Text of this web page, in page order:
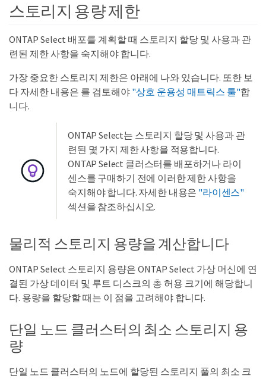
스토리지 용량 제한
ONTAP Select 배포를 계획할 때 스토리지 할당 및 사용과 관
련된 제한 사항을 숙지해야 합니다.
가장 중요한 스토리지 제한은 아래에 나와 있습니다. 또한 보
다 자세한 내용은 를 검토해야 "상호 운용성 매트릭스 툴"합
니다.
ONTAP Select는 스토리지 할당 및 사용과 관
련된 몇 가지 제한 사항을 적용합니다.
ONTAP Select 클러스터를 배포하거나 라이
센스를 구매하기 전에 이러한 제한 사항을
숙지해야 합니다. 자세한 내용은 "라이센스"
섹션을 참조하십시오.
물리적 스토리지 용량을 계산합니다
ONTAP Select 스토리지 용량은 ONTAP Select 가상 머신에 연
결된 가상 데이터 및 루트 디스크의 총 허용 크기에 해당합니
다. 용량을 할당할 때는 이 점을 고려해야 합니다.
단일 노드 클러스터의 최소 스토리지 용
량
단일 노드 클러스터의 노드에 할당된 스토리지 풀의 최소 크